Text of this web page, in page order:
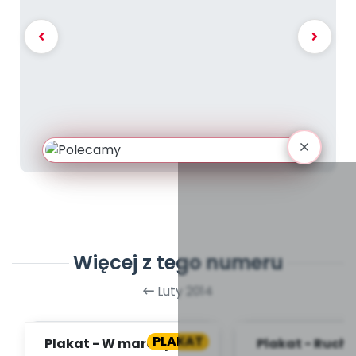
Więcej z tego numeru
Luty 2014
PLAKAT
Plakat - W marcu jak w
Plakat - Ruch